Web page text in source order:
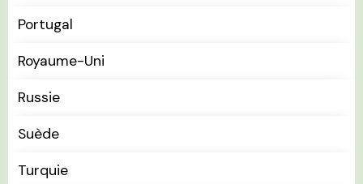
Portugal
Royaume-Uni
Russie
Suède
Turquie